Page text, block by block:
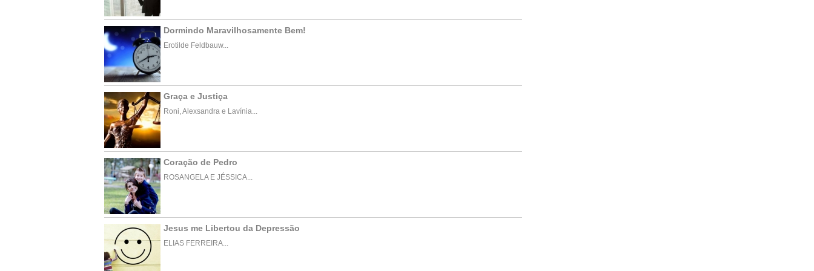
Dormindo Maravilhosamente Bem!
Erotilde Feldbauw...
Graça e Justiça
Roni, Alexsandra e Lavínia...
Coração de Pedro
ROSANGELA E JÉSSICA...
Jesus me Libertou da Depressão
ELIAS FERREIRA...